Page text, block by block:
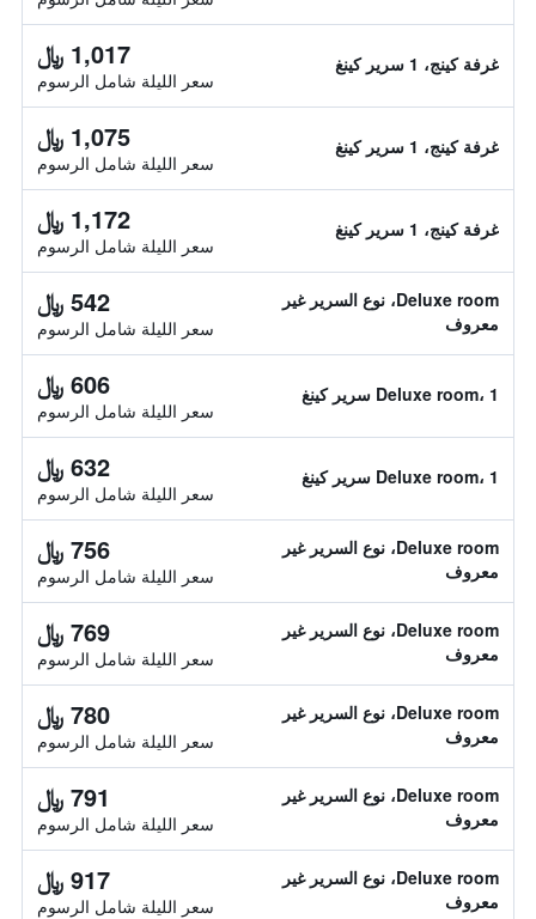
غرفة كينج، 1 سرير كينغ 1,017 ﷼
سعر الليلة شامل الرسوم
غرفة كينج، 1 سرير كينغ 1,075 ﷼
سعر الليلة شامل الرسوم
غرفة كينج، 1 سرير كينغ 1,172 ﷼
سعر الليلة شامل الرسوم
Deluxe room، نوع السرير غير
معروف
542 ﷼
سعر الليلة شامل الرسوم
Deluxe room، 1 سرير كينغ 606 ﷼
سعر الليلة شامل الرسوم
Deluxe room، 1 سرير كينغ 632 ﷼
سعر الليلة شامل الرسوم
Deluxe room، نوع السرير غير
معروف
756 ﷼
سعر الليلة شامل الرسوم
Deluxe room، نوع السرير غير
معروف
769 ﷼
سعر الليلة شامل الرسوم
Deluxe room، نوع السرير غير
معروف
780 ﷼
سعر الليلة شامل الرسوم
Deluxe room، نوع السرير غير
معروف
791 ﷼
سعر الليلة شامل الرسوم
Deluxe room، نوع السرير غير
معروف
917 ﷼
سعر الليلة شامل الرسوم